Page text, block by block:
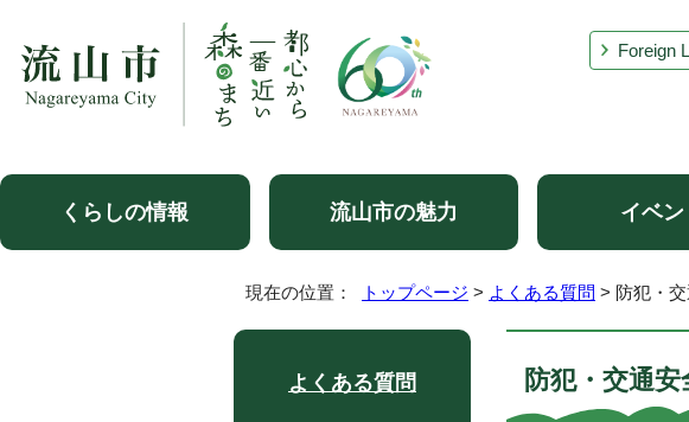
Foreign
くらしの情報 流山市の魅力 イベン
現在の位置： トップページ > よくある質問 > 防犯・
防犯・交通安
よくある質問